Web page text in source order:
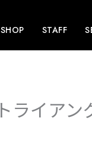
SHOP STAFF
ライア